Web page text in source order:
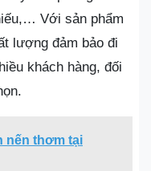
Với sản phẩm
lượng đảm bảo đi
khách hàng, đối
nến thơm tại